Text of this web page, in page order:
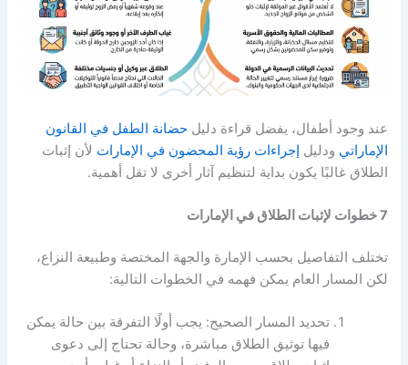
عند وجود أطفال، يفضل قراءة دليل حضانة الطفل في القانون
الإماراتي ودليل إجراءات رؤية المحضون في الإمارات لأن إثبات
الطلاق غالبًا يكون بداية لتنظيم آثار أخرى لا تقل أهمية.
7 خطوات لإثبات الطلاق في الإمارات
تختلف التفاصيل بحسب الإمارة والجهة المختصة وطبيعة النزاع،
لكن المسار العام يمكن فهمه في الخطوات التالية:
تحديد المسار الصحيح: يجب أولًا التفرقة بين حالة يمكن
فيها توثيق الطلاق مباشرة، وحالة تحتاج إلى دعوى